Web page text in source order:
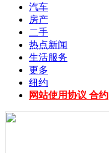
汽车
房产
二手
热点新闻
生活服务
更多
纽约
网站使用协议 合约